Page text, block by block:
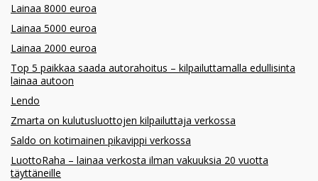
Lainaa 8000 euroa
Lainaa 5000 euroa
Lainaa 2000 euroa
Top 5 paikkaa saada autorahoitus – kilpailuttamalla edullisinta
lainaa autoon
Lendo
Zmarta on kulutusluottojen kilpailuttaja verkossa
Saldo on kotimainen pikavippi verkossa
LuottoRaha – lainaa verkosta ilman vakuuksia 20 vuotta
täyttäneille